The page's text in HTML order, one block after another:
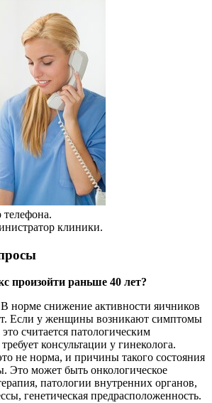
телефона.
клиники.
произойти раньше 40 лет?
норме снижение активности яичников
Если у женщины возникают симптомы
считается патологическим
консультации у гинеколога.
не норма, и причины такого состояния
Это может быть онкологическое
патологии внутренних органов,
генетическая предрасположенность.